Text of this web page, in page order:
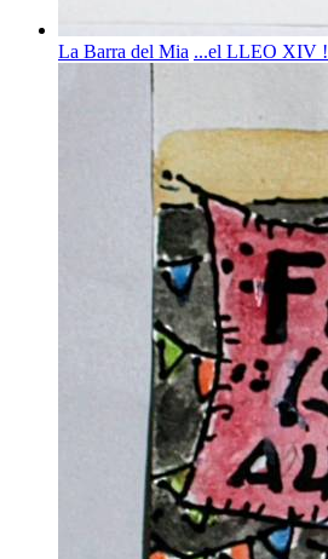
La Barra del Mia ...el LLEO XIV